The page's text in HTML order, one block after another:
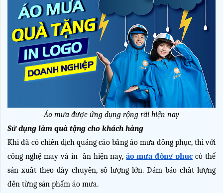
Áo mưa được ứng dụng rộng rãi hiện nay
Sử dụng làm quà tặng cho khách hàng
Khi đã có chiến dịch quảng cáo bằng áo mưa đồng phục, thì với
công nghệ may và in  ấn hiện nay, áo mưa đồng phục có thể
sản xuất theo dây chuyền, số lượng lớn. Đảm bảo chất lượng
đến từng sản phẩm áo mưa.